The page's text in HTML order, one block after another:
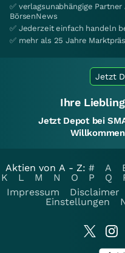
✅ verlagsunabhängige
BörsenNews
✅ Jederzeit einfach handeln
✅ mehr als 25 Jahre
Jetzt
Ihre
Jetzt Depot bei
Aktien von A - Z: # A
K
L M N O P Q
Impressum
Disclaimer
Einstellungen